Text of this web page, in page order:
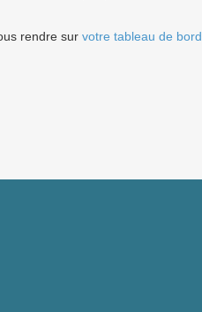
rendre sur votre tableau de bord